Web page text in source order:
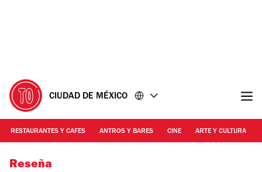
CIUDAD DE MÉXICO
RESTAURANTES Y CAFES ANTROS Y BARES CINE ARTE Y CULTURA
Foto: Alejandra Carbajal
Reseña